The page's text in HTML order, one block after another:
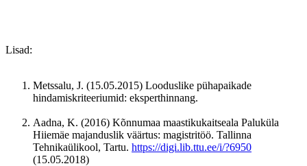
Lisad:
Metssalu, J. (15.05.2015) Looduslike pühapaikade
hindamiskriteeriumid: eksperthinnang.
Aadna, K. (2016) Kõnnumaa maastikukaitseala Paluküla
Hiiemäe majanduslik väärtus: magistritöö. Tallinna
Tehnikaülikool, Tartu. https://digi.lib.ttu.ee/i/?6950
(15.05.2018)